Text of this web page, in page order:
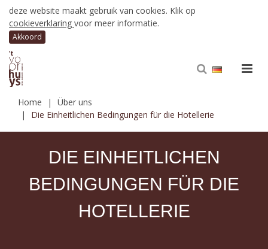
deze website maakt gebruik van cookies. Klik op
cookieverklaring voor meer informatie.
Home
Über uns
Die Einheitlichen Bedingungen für die Hotellerie
DIE EINHEITLICHEN
BEDINGUNGEN FÜR DIE
HOTELLERIE